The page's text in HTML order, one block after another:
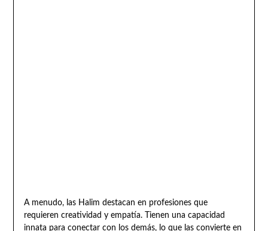
A menudo, las Halim destacan en profesiones que
requieren creatividad y empatía. Tienen una capacidad
innata para conectar con los demás, lo que las convierte en